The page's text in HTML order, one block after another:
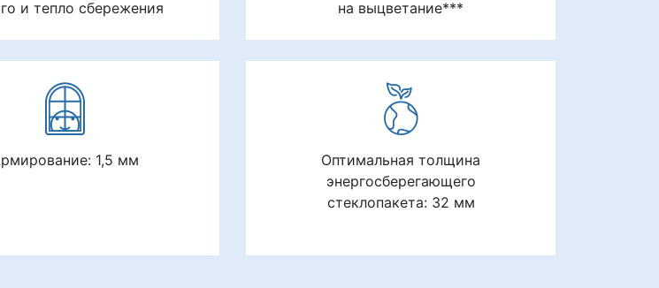
и тепло сбережения
на выцветание***
1,5 мм
Оптимальная толщина
энергосберегающего
стеклопакета: 32 мм